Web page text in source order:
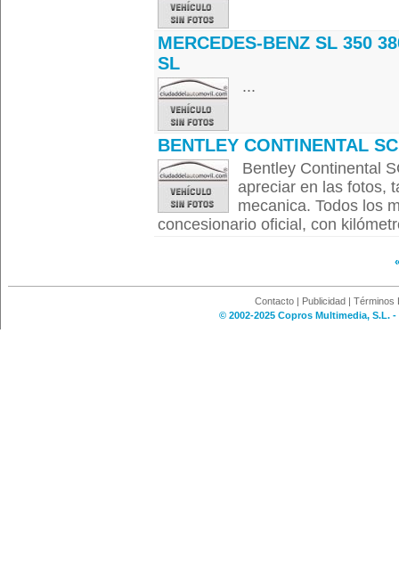
MERCEDES-BENZ SL 350
SL
...
BENTLEY CONTINENTAL SC
Bentley Continental
apreciar en las fotos,
mecanica. Todos los
concesionario oficial, con
Contacto | Publicidad | Términos
© 2002-2025 Copros Multimedia, S.L.